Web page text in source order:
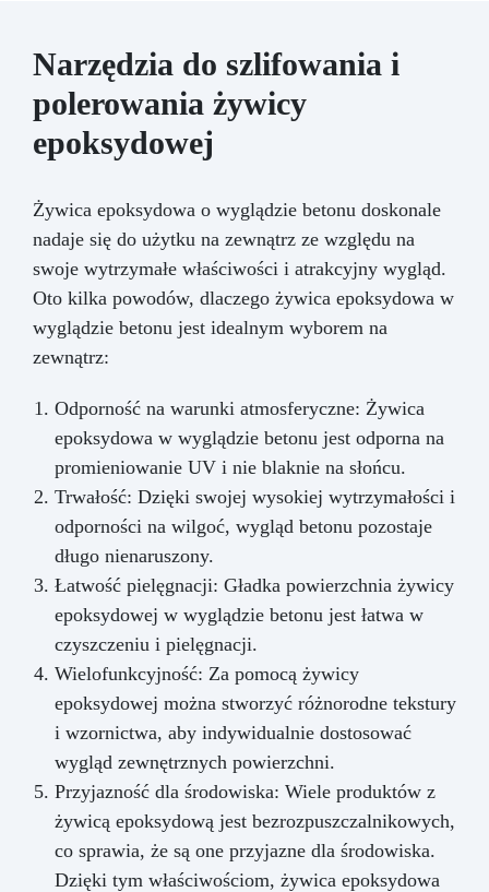
Narzędzia do szlifowania i
polerowania żywicy
epoksydowej
Żywica epoksydowa o wyglądzie betonu doskonale
nadaje się do użytku na zewnątrz ze względu na
swoje wytrzymałe właściwości i atrakcyjny wygląd.
Oto kilka powodów, dlaczego żywica epoksydowa w
wyglądzie betonu jest idealnym wyborem na
zewnątrz:
Odporność na warunki atmosferyczne: Żywica
epoksydowa w wyglądzie betonu jest odporna na
promieniowanie UV i nie blaknie na słońcu.
Trwałość: Dzięki swojej wysokiej wytrzymałości i
odporności na wilgoć, wygląd betonu pozostaje
długo nienaruszony.
Łatwość pielęgnacji: Gładka powierzchnia żywicy
epoksydowej w wyglądzie betonu jest łatwa w
czyszczeniu i pielęgnacji.
Wielofunkcyjność: Za pomocą żywicy
epoksydowej można stworzyć różnorodne tekstury
i wzornictwa, aby indywidualnie dostosować
wygląd zewnętrznych powierzchni.
Przyjazność dla środowiska: Wiele produktów z
żywicą epoksydową jest bezrozpuszczalnikowych,
co sprawia, że są one przyjazne dla środowiska.
Dzięki tym właściwościom, żywica epoksydowa